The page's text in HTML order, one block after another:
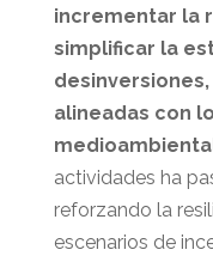
incrementar la
simplificar la
alineadas con
actividades ha
reforzando la
escenarios de